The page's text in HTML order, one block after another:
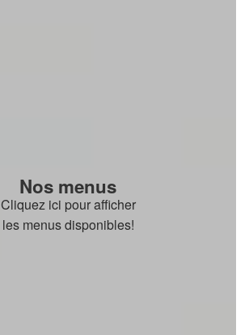
Nos menus
Cliquez ici pour afficher
les menus disponibles!